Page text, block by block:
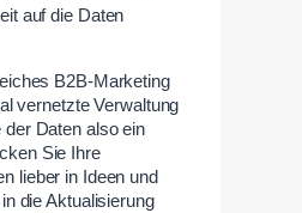
auf die Daten
B2B-Marketing
vernetzte Verwaltung
der Daten also ein
Sie Ihre
lieber in Ideen und
in die Aktualisierung